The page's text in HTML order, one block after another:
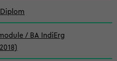
/ BA IndiErg